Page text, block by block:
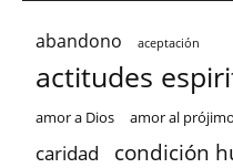
abandono aceptación
actitudes
amor a Dios amor al prójimo
caridad condición